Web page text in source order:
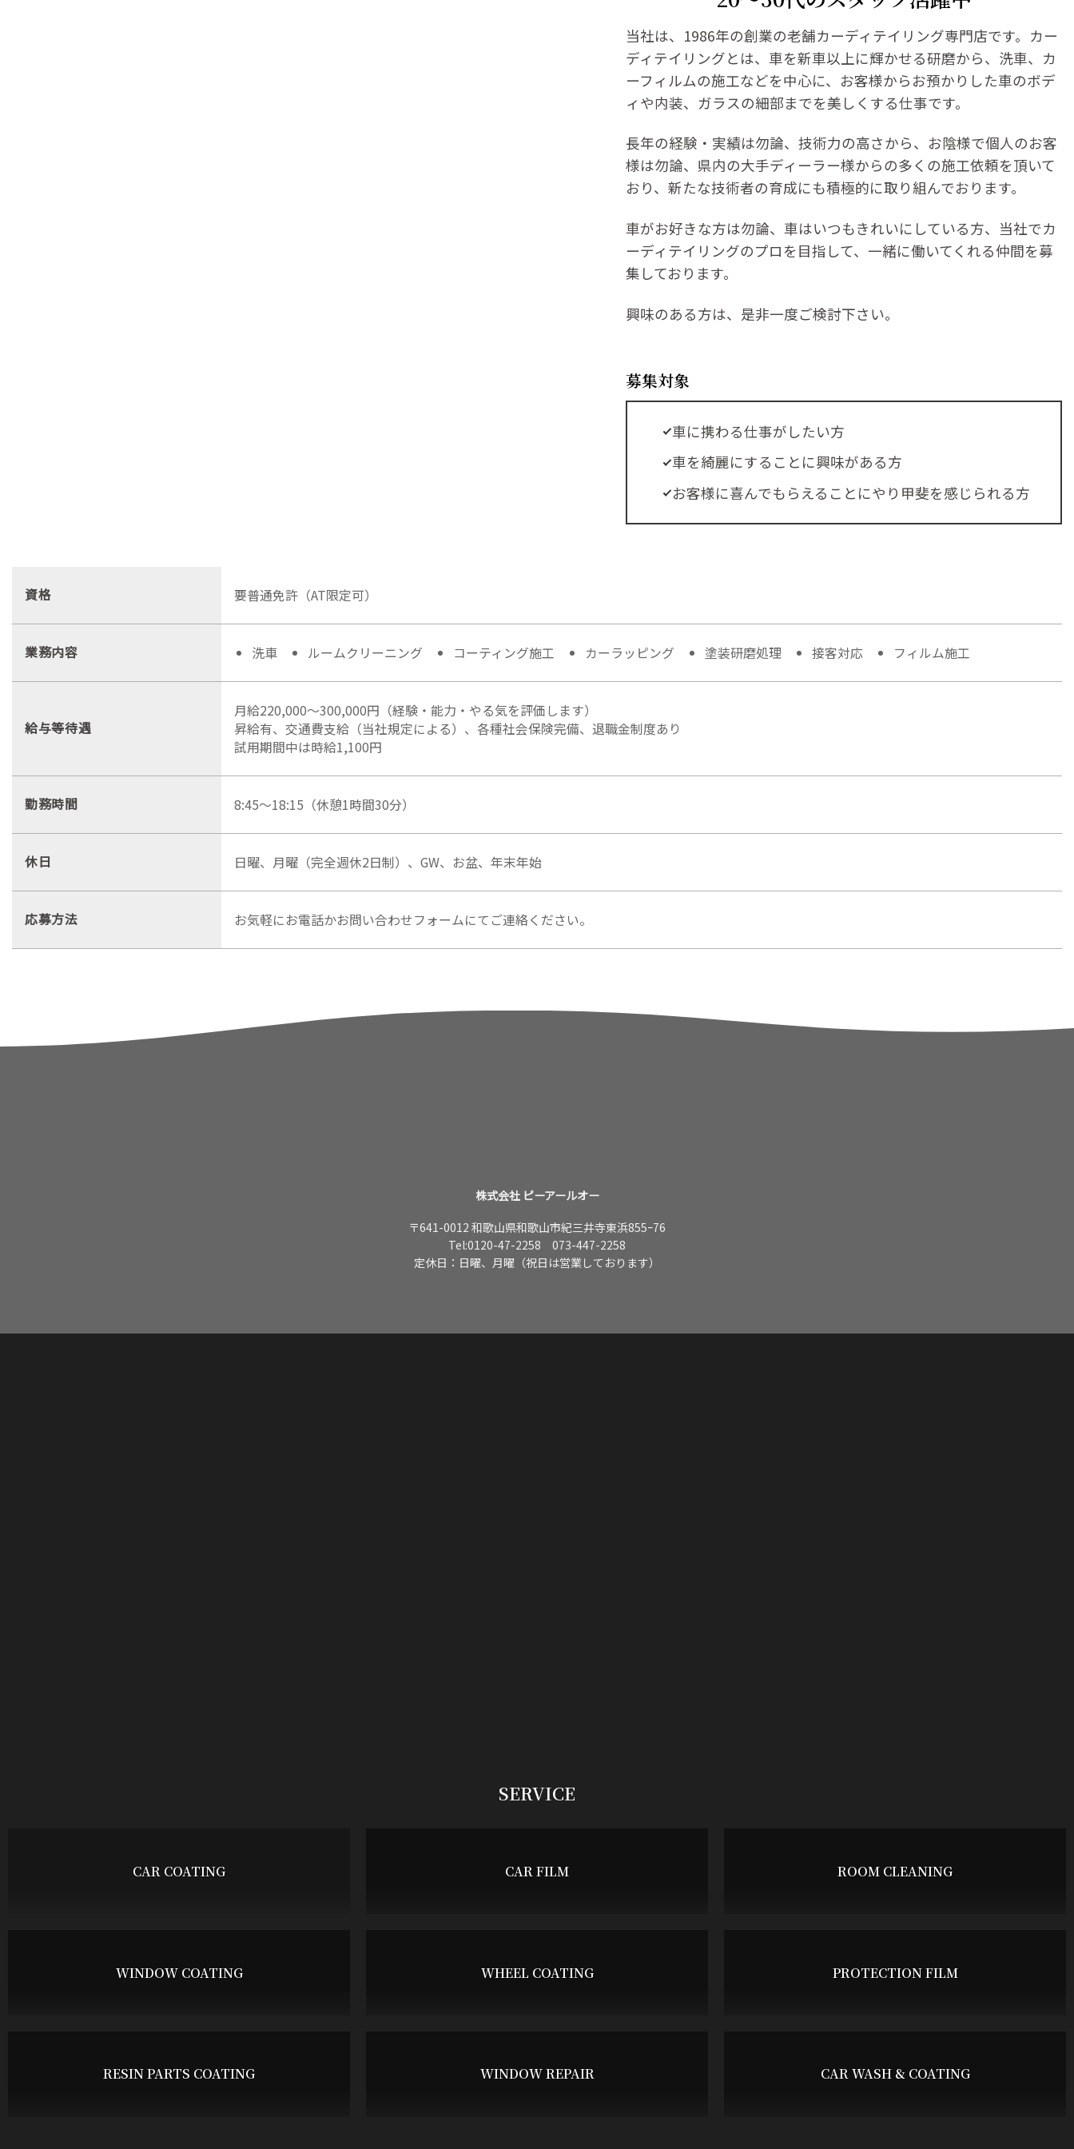
当社は、1986年の創業の老舗カーディテイリング専門店です。カー
ディテイリングとは、車を新車以上に輝かせる研磨から、洗車、カ
ーフィルムの施工などを中心に、お客様からお預かりした車のボデ
ィや内装、ガラスの細部までを美しくする仕事です。
長年の経験・実績は勿論、技術力の高さから、お陰様で個人のお客
様は勿論、県内の大手ディーラー様からの多くの施工依頼を頂いて
おり、新たな技術者の育成にも積極的に取り組んでおります。
車がお好きな方は勿論、車はいつもきれいにしている方、当社でカ
ーディテイリングのプロを目指して、一緒に働いてくれる仲間を募
集しております。
興味のある方は、是非一度ご検討下さい。
募集対象
車に携わる仕事がしたい方
車を綺麗にすることに興味がある方
お客様に喜んでもらえることにやり甲斐を感じられる方
資格 要普通免許（AT限定可）
業務内容 洗車 ルームクリーニング コーティング施工 カーラッピング 塗装研磨処理 接客対応 フィルム施工
給与等待遇
月給220,000～300,000円（経験・能力・やる気を評価します）
昇給有、交通費支給（当社規定による）、各種社会保険完備、退職金制度あり
試用期間中は時給1,100円
勤務時間 8:45～18:15（休憩1時間30分）
休日 日曜、月曜（完全週休2日制）、GW、お盆、年末年始
応募方法 お気軽にお電話かお問い合わせフォームにてご連絡ください。
株式会社 ピーアールオー
〒641-0012 和歌山県和歌山市紀三井寺東浜855ｰ76
Tel:0120-47-2258
073-447-2258
定休日：日曜、月曜（祝日は営業しております）
SERVICE
CAR COATING CAR FILM ROOM CLEANING
WINDOW COATING WHEEL COATING PROTECTION FILM
RESIN PARTS COATING WINDOW REPAIR CAR WASH & COATING